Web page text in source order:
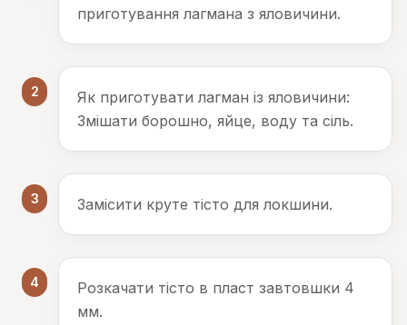
приготування лагмана з яловичини.
2
Як приготувати лагман із яловичини:
Змішати борошно, яйце, воду та сіль.
3 Замісити круте тісто для локшини.
4
Розкачати тісто в пласт завтовшки 4
мм.